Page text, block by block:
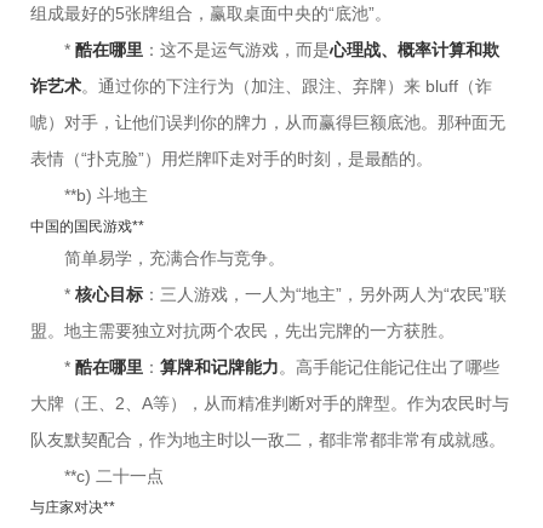
组成最好的5张牌组合，赢取桌面中央的“底池”。
* 酷在哪里 ：这不是运气游戏，而是心理战、概率计算和欺
诈艺术。通过你的下注行为（加注、跟注、弃牌）来 bluff（诈
唬）对手，让他们误判你的牌力，从而赢得巨额底池。那种面无
表情（“扑克脸”）用烂牌吓走对手的时刻，是最酷的。
**b) 斗地主
中国的国民游戏**
简单易学，充满合作与竞争。
* 核心目标 ：三人游戏，一人为“地主”，另外两人为“农民”联
盟。地主需要独立对抗两个农民，先出完牌的一方获胜。
* 酷在哪里 ： 算牌和记牌能力。高手能记住能记住出了哪些
大牌（王、2、A等），从而精准判断对手的牌型。作为农民时与
队友默契配合，作为地主时以一敌二，都非常都非常有成就感。
**c) 二十一点
与庄家对决**